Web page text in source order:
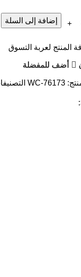
إضافة إلى السلة
المنتج لعربة التسوق
أضف للمفضلة
WC-76173